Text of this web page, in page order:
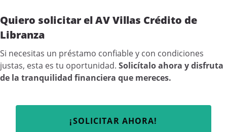
Quiero solicitar el AV Villas Crédito de
Libranza
Si necesitas un préstamo confiable y con condiciones
justas, esta es tu oportunidad. Solicítalo ahora y disfruta
de la tranquilidad financiera que mereces.
¡SOLICITAR AHORA!